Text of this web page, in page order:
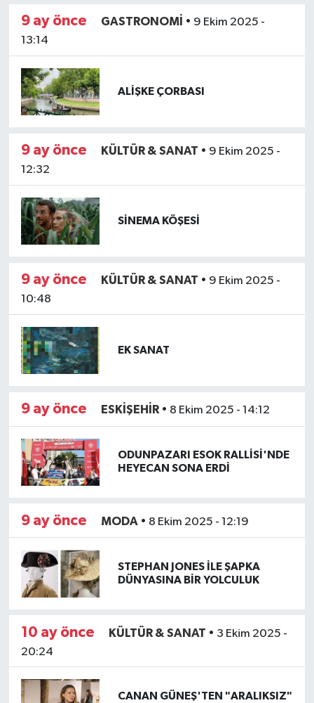
9 ay önce GASTRONOMİ • 9 Ekim 2025 -
13:14
ALİŞKE ÇORBASI
9 ay önce KÜLTÜR & SANAT • 9 Ekim 2025 -
12:32
SİNEMA KÖŞESİ
9 ay önce KÜLTÜR & SANAT • 9 Ekim 2025 -
10:48
EK SANAT
9 ay önce ESKİŞEHİR• 8 Ekim 2025 - 14:12
ODUNPAZARI ESOK RALLİSİ'NDE
HEYECAN SONA ERDİ
9 ay önce MODA• 8 Ekim 2025 - 12:19
STEPHAN JONES İLE ŞAPKA
DÜNYASINA BİR YOLCULUK
10 ay önce KÜLTÜR & SANAT • 3 Ekim 2025 -
20:24
CANAN GÜNEŞ'TEN "ARALIKSIZ"